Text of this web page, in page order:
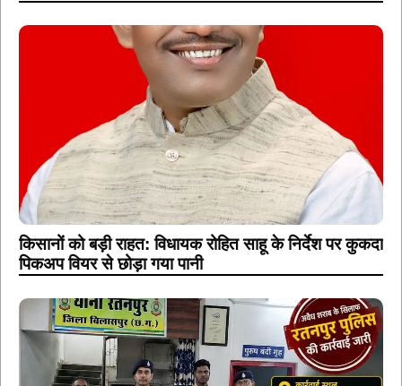
किसानों को बड़ी राहत: विधायक रोहित साहू के निर्देश पर कुकदा
पिकअप वियर से छोड़ा गया पानी